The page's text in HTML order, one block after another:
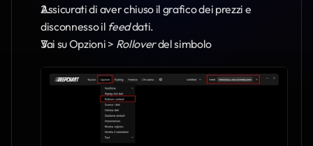
Assicurati di aver chiuso il grafico dei prezzi e
disconnesso il feed dati.
Vai su Opzioni > Rollover del simbolo